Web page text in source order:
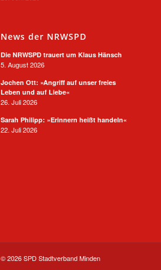
News der NRWSPD
Die NRWSPD trauert um Klaus Hänsch
5. August 2026
Jochen Ott: »Angriff auf unser freies
Leben und auf Liebe«
26. Juli 2026
Sarah Philipp: »Erinnern heißt handeln«
22. Juli 2026
© 2026 SPD Stadtverband Minden